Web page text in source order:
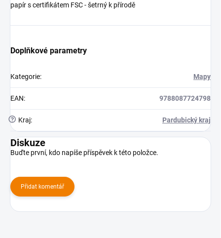
papír s certifikátem FSC - šetrný k přírodě
Doplňkové parametry
Kategorie: Mapy
EAN: 9788087724798
? Kraj: Pardubický kraj
Diskuze
Buďte první, kdo napíše příspěvek k této položce.
Přidat komentář